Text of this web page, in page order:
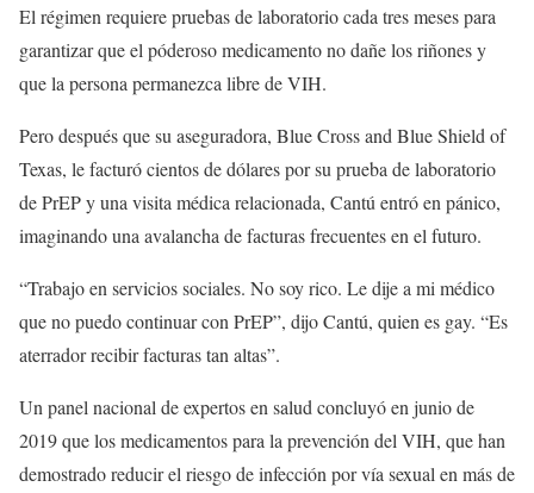
El régimen requiere pruebas de laboratorio cada tres meses para
garantizar que el póderoso medicamento no dañe los riñones y
que la persona permanezca libre de VIH.
Pero después que su aseguradora, Blue Cross and Blue Shield of
Texas, le facturó cientos de dólares por su prueba de laboratorio
de PrEP y una visita médica relacionada, Cantú entró en pánico,
imaginando una avalancha de facturas frecuentes en el futuro.
“Trabajo en servicios sociales. No soy rico. Le dije a mi médico
que no puedo continuar con PrEP”, dijo Cantú, quien es gay. “Es
aterrador recibir facturas tan altas”.
Un panel nacional de expertos en salud concluyó en junio de
2019 que los medicamentos para la prevención del VIH, que han
demostrado reducir el riesgo de infección por vía sexual en más de